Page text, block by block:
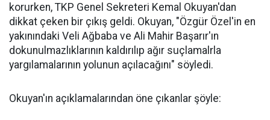
korurken, TKP Genel Sekreteri Kemal Okuyan'dan
dikkat çeken bir çıkış geldi. Okuyan, "Özgür Özel'in en
yakınındaki Veli Ağbaba ve Ali Mahir Başarır'ın
dokunulmazlıklarının kaldırılıp ağır suçlamalrla
yargılamalarının yolunun açılacağını" söyledi.
Okuyan'ın açıklamalarından öne çıkanlar şöyle: